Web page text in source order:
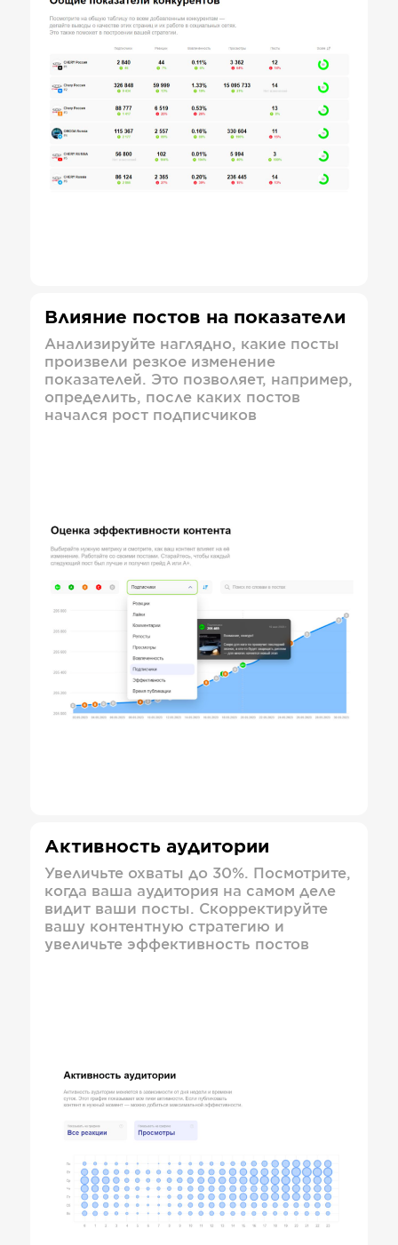
Влияние постов на показатели
Анализируйте наглядно, какие посты
произвели резкое изменение
показателей. Это позволяет, например,
определить, после каких постов
начался рост подписчиков
Активность аудитории
Увеличьте охваты до 30%. Посмотрите,
когда ваша аудитория на самом деле
видит ваши посты. Скорректируйте
вашу контентную стратегию и
увеличьте эффективность постов